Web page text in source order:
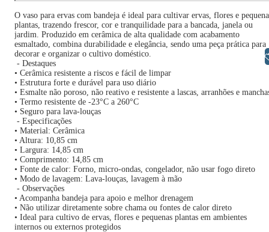
O vaso para ervas com bandeja é ideal para cultivar ervas, flores e
plantas, trazendo frescor, cor e tranquilidade para a bancada, janela ou
jardim. Produzido em cerâmica de alta qualidade com acabamento
esmaltado, combina durabilidade e elegância, sendo uma peça prática para
decorar e organizar o cultivo doméstico.
- Destaques
• Cerâmica resistente a riscos e fácil de limpar
• Estrutura forte e durável para uso diário
• Esmalte não poroso, não reativo e resistente a lascas, arranhões e
• Termo resistente de -23°C a 260°C
• Seguro para lava-louças
- Especificações
• Material: Cerâmica
• Altura: 10,85 cm
• Largura: 14,85 cm
• Comprimento: 14,85 cm
• Fonte de calor: Forno, micro-ondas, congelador, não usar fogo direto
• Modo de lavagem: Lava-louças, lavagem à mão
- Observações
• Acompanha bandeja para apoio e melhor drenagem
• Não utilizar diretamente sobre chama ou fontes de calor direto
• Ideal para cultivo de ervas, flores e pequenas plantas em ambientes
internos ou externos protegidos